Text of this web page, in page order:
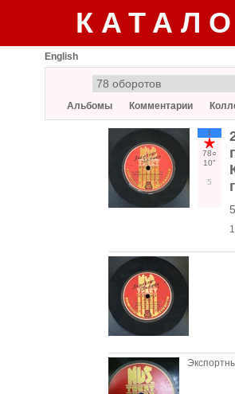
English
Альбомы Комментарии
1
78○
10"
5